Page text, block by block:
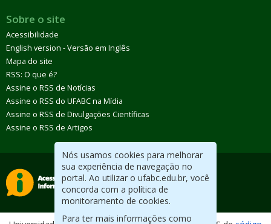
Nós usamos cookies para melhorar
sua experiência de navegação no
portal. Ao utilizar o ufabc.edu.br, você
concorda com a política de
monitoramento de cookies.
Para ter mais informações como
Sobre o site
Acessibilidade
English version - Versão em Inglês
Mapa do site
RSS: O que é?
Assine o RSS de Notícias
Assine o RSS do UFABC na Mídia
Assine o RSS de Divulgações Científicas
Assine o RSS de Artigos